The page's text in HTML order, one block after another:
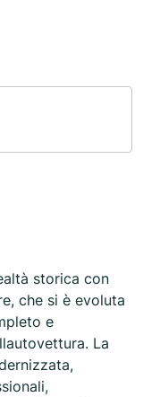
storica con
che si è evoluta
e
La